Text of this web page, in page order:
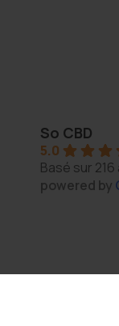
So CBD
5.0
Basé sur 216
powered by